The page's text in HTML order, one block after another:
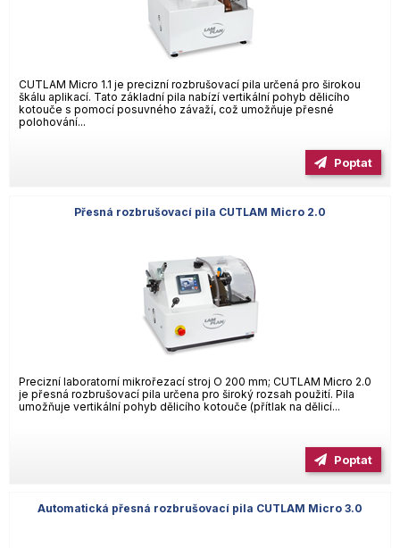
CUTLAM Micro 1.1 je precizní rozbrušovací pila určená pro širokou
škálu aplikací. Tato základní pila nabízí vertikální pohyb dělicího
kotouče s pomocí posuvného závaží, což umožňuje přesné
polohování...
Poptat
Přesná rozbrušovací pila CUTLAM Micro 2.0
Precizní laboratorní mikrořezací stroj O 200 mm; CUTLAM Micro 2.0
je přesná rozbrušovací pila určena pro široký rozsah použití. Pila
umožňuje vertikální pohyb dělicího kotouče (přítlak na dělicí...
Poptat
Automatická přesná rozbrušovací pila CUTLAM Micro 3.0